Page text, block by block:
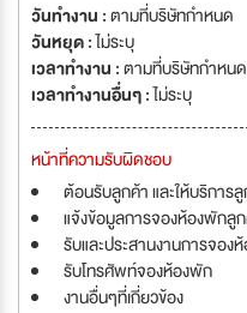
วันทำงาน :ตามที่บริษัทกำหนด
วันหยุด :ไม่ระบุ
เวลาทำงาน :ตามที่บริษัทกำหนด
เวลาทำงานอื่นๆ :ไม่ระบุ
หน้าที่ความรับผิดชอบ
ต้อนรับลูกค้า และให้บริกา
แจ้งข้อมูลการจองห้องพักลู
รับและประสานงานการจอง
รับโทรศัพท์จองห้องพัก
งานอื่นๆที่เกี่ยวข้อง